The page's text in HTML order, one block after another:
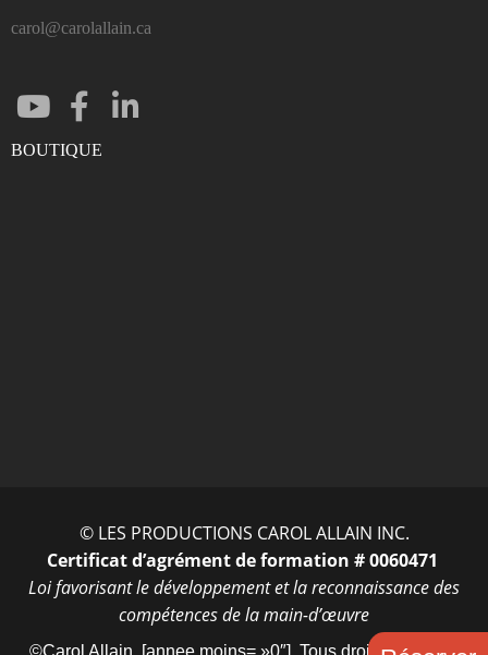
carol@carolallain.ca
BOUTIQUE
© LES PRODUCTIONS CAROL ALLAIN INC.
Certificat d’agrément de formation # 0060471
Loi favorisant le développement et la reconnaissance des
compétences de la main-d’œuvre